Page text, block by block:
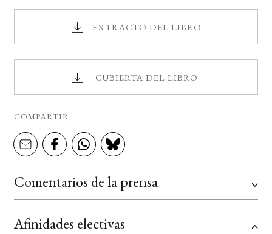
EXTRACTO DEL LIBRO
CUBIERTA DEL LIBRO
COMPARTIR:
Comentarios de la prensa
Afinidades electivas